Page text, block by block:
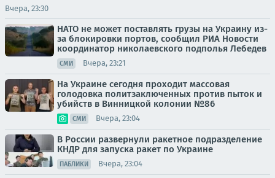
Вчера, 23:30
НАТО не может поставлять грузы на Украину из-
за блокировки портов, сообщил РИА Новости
координатор николаевского подполья Лебедев
СМИ Вчера, 23:21
На Украине сегодня проходит массовая
голодовка политзаключенных против пыток и
убийств в Винницкой колонии №86
СМИ Вчера, 23:04
В России развернули ракетное подразделение
КНДР для запуска ракет по Украине
ПАБЛИКИ Вчера, 23:04